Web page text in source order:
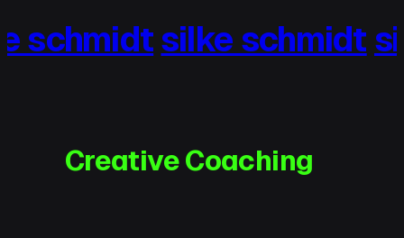
Inhalt
schmidtsilke schmidt
Creative Coaching